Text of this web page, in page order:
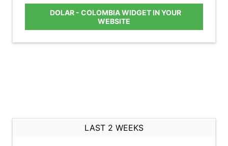
DOLAR - COLOMBIA WIDGET IN YOUR
WEBSITE
LAST 2 WEEKS